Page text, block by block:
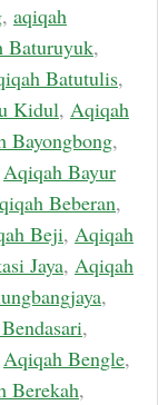
, aqiqah
Baturuyuk,
Batutulis,
Kidul, Aqiqah
Bayongbong,
Aqiqah Bayur
Beberan,
Beji, Aqiqah
Jaya, Aqiqah
,
,
Aqiqah Bengle,
Berekah,